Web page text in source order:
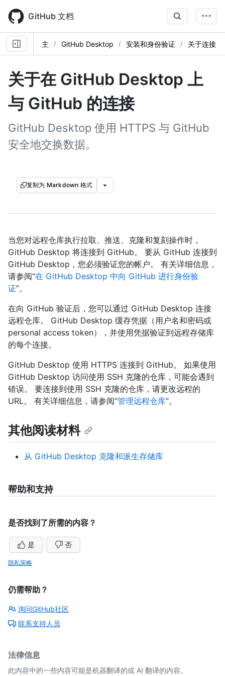
main
content
GitHub 文档
主 GitHub Desktop 安装和身份验证 关于连接
关于在 GitHub Desktop 上
与 GitHub 的连接
GitHub Desktop 使用 HTTPS 与 GitHub
安全地交换数据。
复制为 Markdown 格式
当您对远程仓库执行拉取、推送、克隆和复刻操作时，
GitHub Desktop 将连接到 GitHub。 要从 GitHub 连接到
GitHub Desktop，您必须验证您的帐户。 有关详细信息，
请参阅“在 GitHub Desktop 中向 GitHub 进行身份验
证”。
在向 GitHub 验证后，您可以通过 GitHub Desktop 连接
远程仓库。 GitHub Desktop 缓存凭据（用户名和密码或
personal access token），并使用凭据验证到远程存储库
的每个连接。
GitHub Desktop 使用 HTTPS 连接到 GitHub。 如果使用
GitHub Desktop 访问使用 SSH 克隆的仓库，可能会遇到
错误。 要连接到使用 SSH 克隆的仓库，请更改远程的
URL。 有关详细信息，请参阅“管理远程仓库”。
其他阅读材料
从 GitHub Desktop 克隆和派生存储库
帮助和支持
是否找到了所需的内容？
是 否
隐私策略
仍需帮助？
询问GitHub社区
联系支持人员
法律信息
此内容中的一些内容可能是机器翻译的或 AI 翻译的内容。